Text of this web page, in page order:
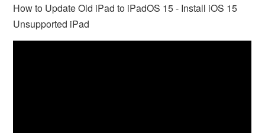
How to Update Old iPad to iPadOS 15 - Install iOS 15
Unsupported iPad